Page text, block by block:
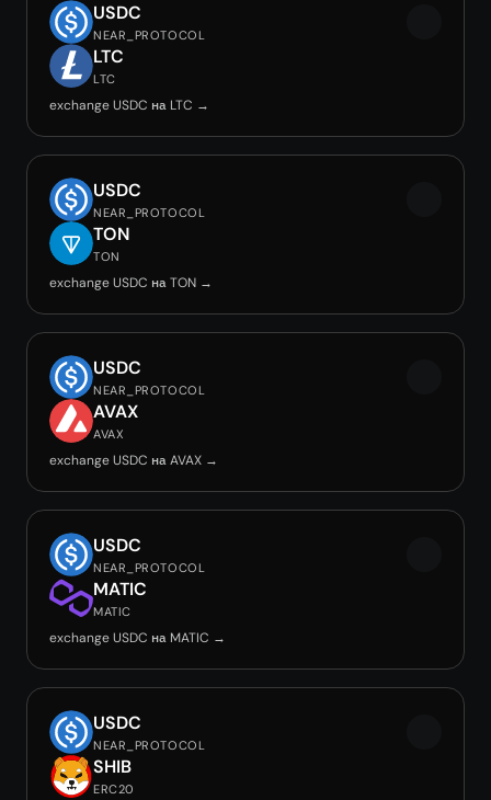
USDC
NEAR_PROTOCOL
LTC
LTC
exchange USDC на LTC →
USDC
NEAR_PROTOCOL
TON
TON
exchange USDC на TON →
USDC
NEAR_PROTOCOL
AVAX
AVAX
exchange USDC на AVAX →
USDC
NEAR_PROTOCOL
MATIC
MATIC
exchange USDC на MATIC →
USDC
NEAR_PROTOCOL
SHIB
ERC20